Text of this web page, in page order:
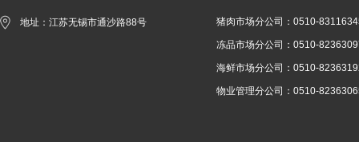
地址：江苏无锡市通沙路88号 猪肉市场分公司：0510-
冻品市场分公司：0510-
海鲜市场分公司：0510-
物业管理分公司：0510-